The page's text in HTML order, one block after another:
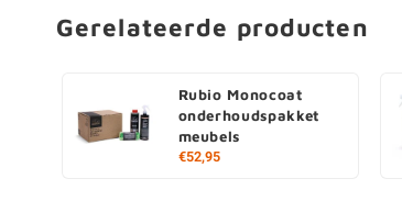
Gerelateerde producten
Rubio Monocoat
onderhoudspakket
meubels
€52,95